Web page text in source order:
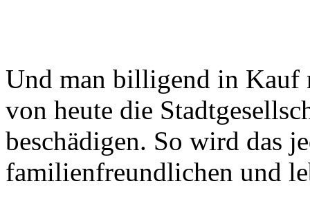
Und man billigend in
von heute die
beschädigen. So wird das
familienfreundlichen und